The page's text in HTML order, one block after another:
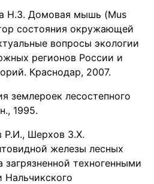
Н.З. Домовая мышь (Mus
состояния окружающей
вопросы экологии
регионов России и
Краснодар, 2007.
землероек лесостепного
1995.
Р.И., Шерхов З.Х.
железы лесных
техногенными